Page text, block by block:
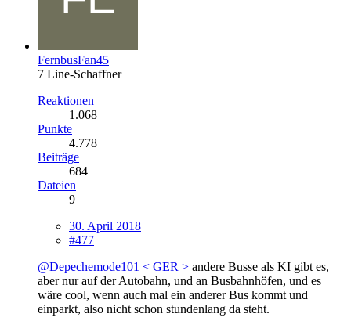
FernbusFan45
7 Line-Schaffner
Reaktionen
1.068
Punkte
4.778
Beiträge
684
Dateien
9
30. April 2018
#477
@Depechemode101 < GER > andere Busse als KI gibt es,
aber nur auf der Autobahn, und an Busbahnhöfen, und es
wäre cool, wenn auch mal ein anderer Bus kommt und
einparkt, also nicht schon stundenlang da steht.